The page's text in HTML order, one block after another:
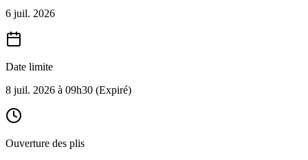
6 juil. 2026
Date limite
8 juil. 2026 à 09h30 (Expiré)
Ouverture des plis